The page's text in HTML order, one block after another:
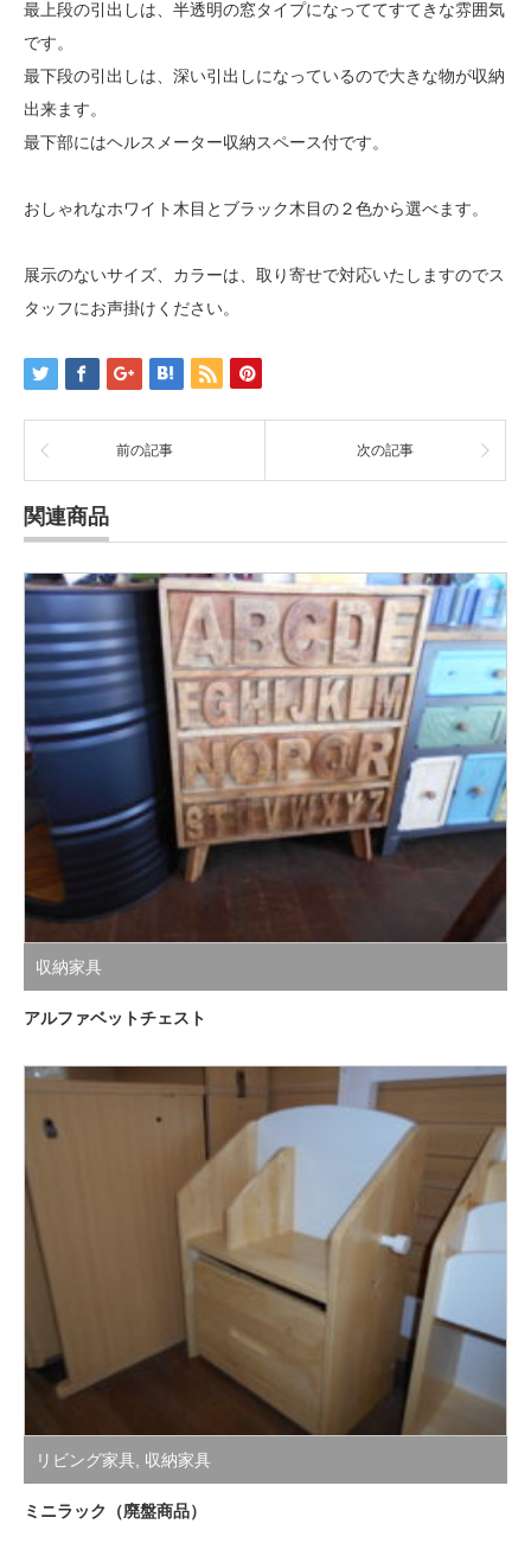
最上段の引出しは、半透明の窓タイプになっててすてきな雰囲気
です。
最下段の引出しは、深い引出しになっているので大きな物が収納
出来ます。
最下部にはヘルスメーター収納スペース付です。
おしゃれなホワイト木目とブラック木目の２色から選べます。
展示のないサイズ、カラーは、取り寄せで対応いたしますのでス
タッフにお声掛けください。
前の記事 次の記事
関連商品
収納家具
アルファベットチェスト
リビング家具 収納家具
ミニラック（廃盤商品）